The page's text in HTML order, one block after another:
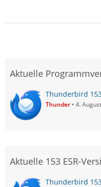
Aktuelle
Thunderbird
Thunder 4.
Aktuelle 153 ESR-
Thunderbird